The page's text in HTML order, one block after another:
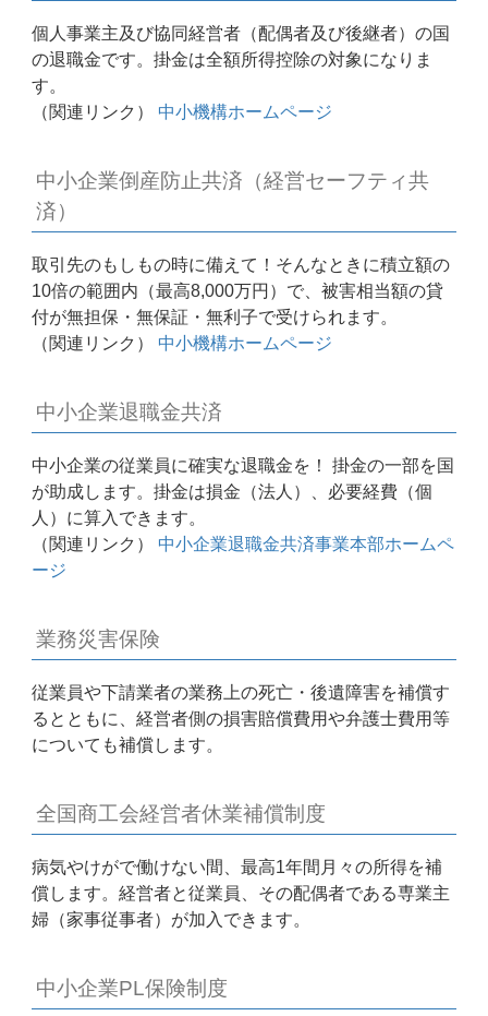
個人事業主及び協同経営者（配偶者及び後継者）の国
の退職金です。掛金は全額所得控除の対象になりま
す。
（関連リンク） 中小機構ホームページ
中小企業倒産防止共済（経営セーフティ共
済）
取引先のもしもの時に備えて！そんなときに積立額の
10倍の範囲内（最高8,000万円）で、被害相当額の貸
付が無担保・無保証・無利子で受けられます。
（関連リンク） 中小機構ホームページ
中小企業退職金共済
中小企業の従業員に確実な退職金を！ 掛金の一部を国
が助成します。掛金は損金（法人）、必要経費（個
人）に算入できます。
（関連リンク） 中小企業退職金共済事業本部ホームペ
ージ
業務災害保険
従業員や下請業者の業務上の死亡・後遺障害を補償す
るとともに、経営者側の損害賠償費用や弁護士費用等
についても補償します。
全国商工会経営者休業補償制度
病気やけがで働けない間、最高1年間月々の所得を補
償します。経営者と従業員、その配偶者である専業主
婦（家事従事者）が加入できます。
中小企業PL保険制度